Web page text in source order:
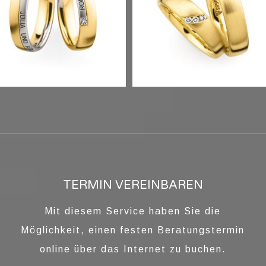
TERMIN VEREINBAREN
Mit diesem Service haben Sie die
Möglichkeit, einen festen Beratungstermin
online über das Internet zu buchen.